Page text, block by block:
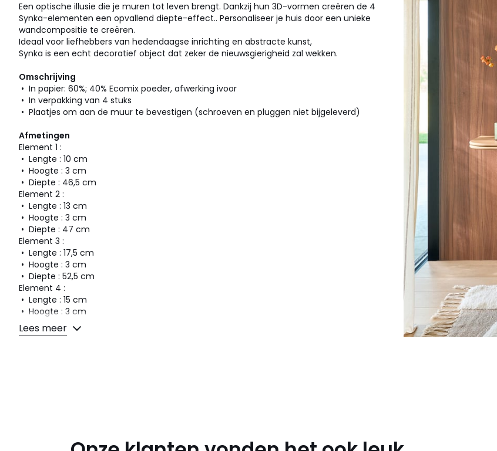
Een optische illusie die je muren tot leven brengt. Dankzij hun 3D-vormen creëren de 4
Synka-elementen een opvallend diepte-effect.. Personaliseer je huis door een unieke
wandcompositie te creëren.
Ideaal voor liefhebbers van hedendaagse inrichting en abstracte kunst,
Synka is een echt decoratief object dat zeker de nieuwsgierigheid zal wekken.
Omschrijving
• In papier: 60%; 40% Ecomix poeder, afwerking ivoor
• In verpakking van 4 stuks
• Plaatjes om aan de muur te bevestigen (schroeven en pluggen niet bijgeleverd)
Afmetingen
Element 1 :
• Lengte : 10 cm
• Hoogte : 3 cm
• Diepte : 46,5 cm
Element 2 :
• Lengte : 13 cm
• Hoogte : 3 cm
• Diepte : 47 cm
Element 3 :
• Lengte : 17,5 cm
• Hoogte : 3 cm
• Diepte : 52,5 cm
Element 4 :
• Lengte : 15 cm
• Hoogte : 3 cm
• Diepte : 49,5 cm
Lees meer